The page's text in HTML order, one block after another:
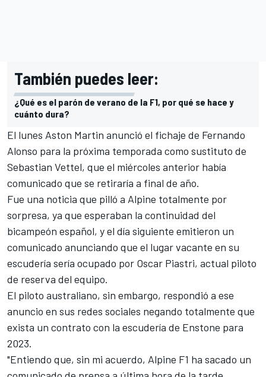
También puedes leer:
¿Qué es el parón de verano de la F1, por qué se hace y
cuánto dura?
El lunes Aston Martin anunció el fichaje de Fernando
Alonso para la próxima temporada como sustituto de
Sebastian Vettel, que el miércoles anterior había
comunicado que se retiraría a final de año.
Fue una noticia que pilló a Alpine totalmente por
sorpresa, ya que esperaban la continuidad del
bicampeón español, y el día siguiente emitieron un
comunicado anunciando que el lugar vacante en su
escudería sería ocupado por Oscar Piastri, actual piloto
de reserva del equipo.
El piloto australiano, sin embargo, respondió a ese
anuncio en sus redes sociales negando totalmente que
exista un contrato con la escudería de Enstone para
2023.
"Entiendo que, sin mi acuerdo, Alpine F1 ha sacado un